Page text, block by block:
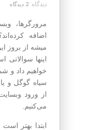
دیدگاه:2 دیدگاه
مرورگرها،
اضافه
میشه از بروز
اینها
خواهیم داد و
سیاه گوگل و
از ورود
می‌کنیم.
ابتدا بهتر